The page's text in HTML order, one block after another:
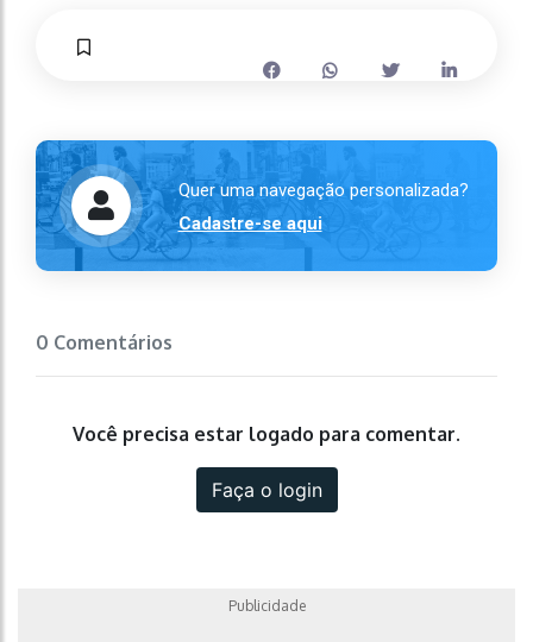
Quer uma navegação personalizada?
Cadastre-se aqui
0 Comentários
Você precisa estar logado para comentar.
Faça o login
Publicidade